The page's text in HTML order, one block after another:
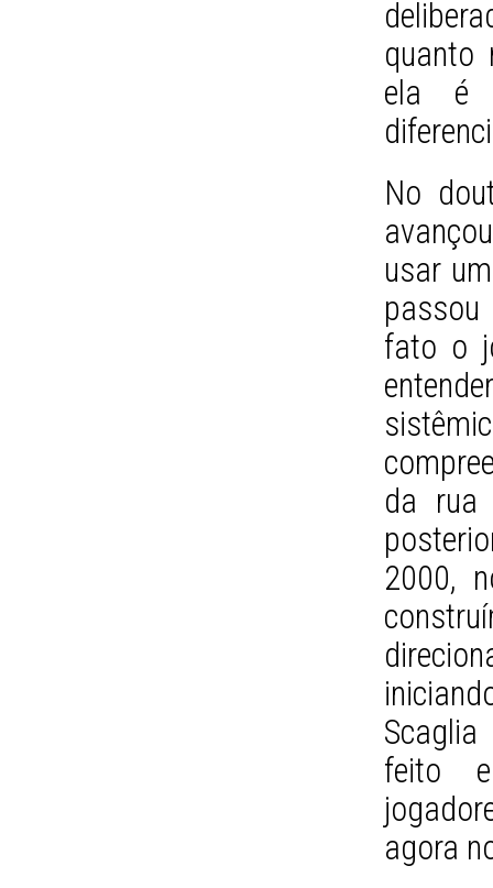
quanto
ela é
No
usar
fato o
da rua
2000,
feito
agora